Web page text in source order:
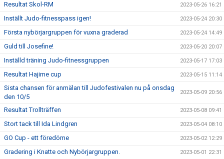
Resultat Skol-RM 2023-05-26 16:21
Inställt Judo-fitnesspass igen! 2023-05-24 20:30
Första nybörjargruppen för vuxna graderad 2023-05-24 14:49
Guld till Josefine! 2023-05-20 20:07
Inställd träning Judo-fitnessgruppen 2023-05-17 17:03
Resultat Hajime cup 2023-05-15 11:14
Sista chansen för anmälan till Judofestivalen nu på onsdag
den 10/5
2023-05-09 20:56
Resultat Trollträffen 2023-05-08 09:41
Stort tack till Ida Lindgren 2023-05-04 08:10
GO Cup - ett föredöme 2023-05-02 12:29
Gradering i Knatte och Nybörjargruppen. 2023-05-01 22:31